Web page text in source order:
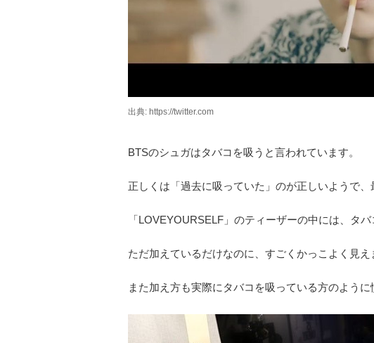
出典: https://twitter.com
BTSのシュガはタバコを吸うと言われています。
正しくは「過去に吸っていた」のが正しいようで、
「LOVEYOURSELF」のティーザーの中には、タ
ただ加えているだけなのに、すごくかっこよく見え
また加え方も実際にタバコを吸っている方のように